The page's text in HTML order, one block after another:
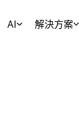
AI 解決方案